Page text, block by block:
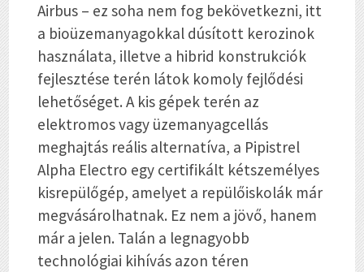
Airbus – ez soha nem fog bekövetkezni, itt
a bioüzemanyagokkal dúsított kerozinok
használata, illetve a hibrid konstrukciók
fejlesztése terén látok komoly fejlődési
lehetőséget. A kis gépek terén az
elektromos vagy üzemanyagcellás
meghajtás reális alternatíva, a Pipistrel
Alpha Electro egy certifikált kétszemélyes
kisrepülőgép, amelyet a repülőiskolák már
megvásárolhatnak. Ez nem a jövő, hanem
már a jelen. Talán a legnagyobb
technológiai kihívás azon téren